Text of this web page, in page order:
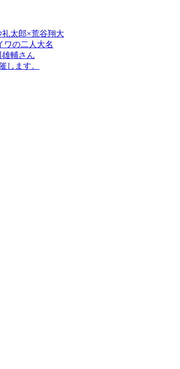
礼太郎×荒谷翔大
ワの二人大名
雄輔さん
します。